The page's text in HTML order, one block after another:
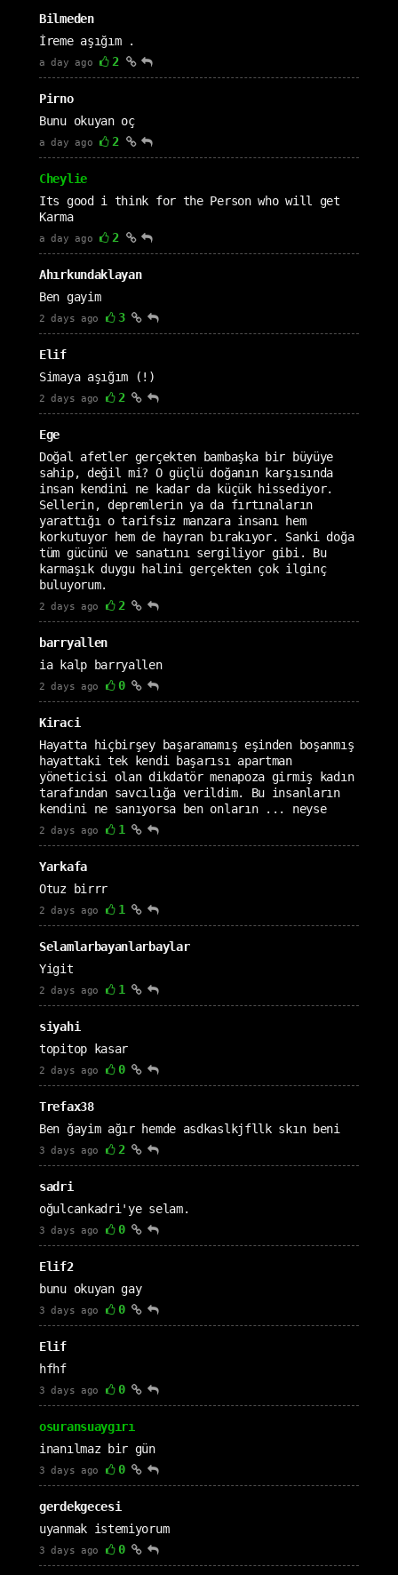
Bilmeden
İreme aşığım .
a day ago 2
Pirno
Bunu okuyan oç
a day ago 2
Cheylie
Its good i think for the Person who will get
Karma
a day ago 2
Ahırkundaklayan
Ben gayim
2 days ago 3
Elif
Simaya aşığım (!)
2 days ago 2
Ege
Doğal afetler gerçekten bambaşka bir büyüye
sahip, değil mi? O güçlü doğanın karşısında
insan kendini ne kadar da küçük hissediyor.
Sellerin, depremlerin ya da fırtınaların
yarattığı o tarifsiz manzara insanı hem
korkutuyor hem de hayran bırakıyor. Sanki doğa
tüm gücünü ve sanatını sergiliyor gibi. Bu
karmaşık duygu halini gerçekten çok ilginç
buluyorum.
2 days ago 2
barryallen
ia kalp barryallen
2 days ago 0
Kiraci
Hayatta hiçbirşey başaramamış eşinden boşanmış
hayattaki tek kendi başarısı apartman
yöneticisi olan dikdatör menapoza girmiş kadın
tarafından savcılığa verildim. Bu insanların
kendini ne sanıyorsa ben onların ... neyse
2 days ago 1
Yarkafa
Otuz birrr
2 days ago 1
Selamlarbayanlarbaylar
Yigit
2 days ago 1
siyahi
topitop kasar
2 days ago 0
Trefax38
Ben ğayim ağır hemde asdkaslkjfllk skın beni
3 days ago 2
sadri
oğulcankadri'ye selam.
3 days ago 0
Elif2
bunu okuyan gay
3 days ago 0
Elif
hfhf
3 days ago 0
osuransuaygırı
inanılmaz bir gün
3 days ago 0
gerdekgecesi
uyanmak istemiyorum
3 days ago 0